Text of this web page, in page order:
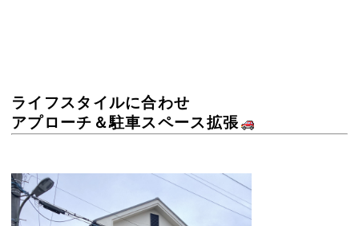
ライフスタイルに合わせ
アプローチ＆駐車スペース拡張